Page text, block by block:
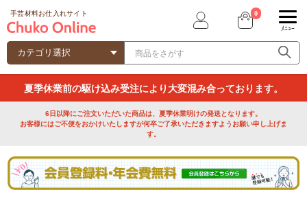
手芸材料お仕入れサイト 0
ﾒﾆｭｰ
夏季休業前の駆け込み受注により大変混み合っております。
6日以降にご注文いただいた商品は、夏季休業明けの発送となります。
お客様にはご不便をおかけいたしますが何卒ご了承いただきますようお願い申し上げま
す。